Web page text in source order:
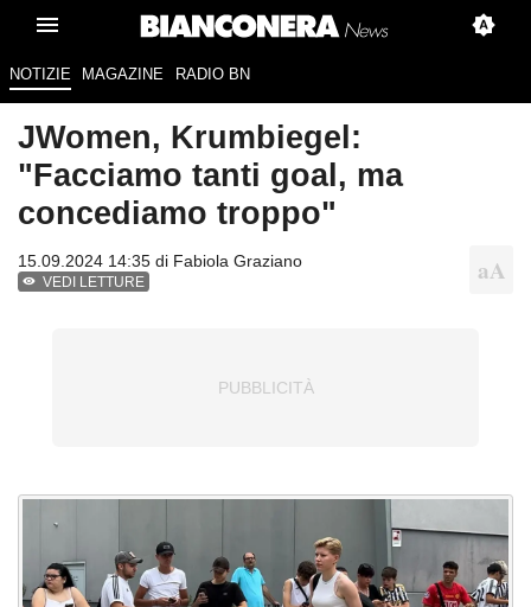
NOTIZIE MAGAZINE RADIO BN
JWomen, Krumbiegel:
"Facciamo tanti goal, ma
concediamo troppo"
15.09.2024 14:35 di Fabiola Graziano
VEDI LETTURE